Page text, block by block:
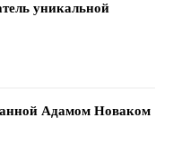
уникальной
Адамом Новаком